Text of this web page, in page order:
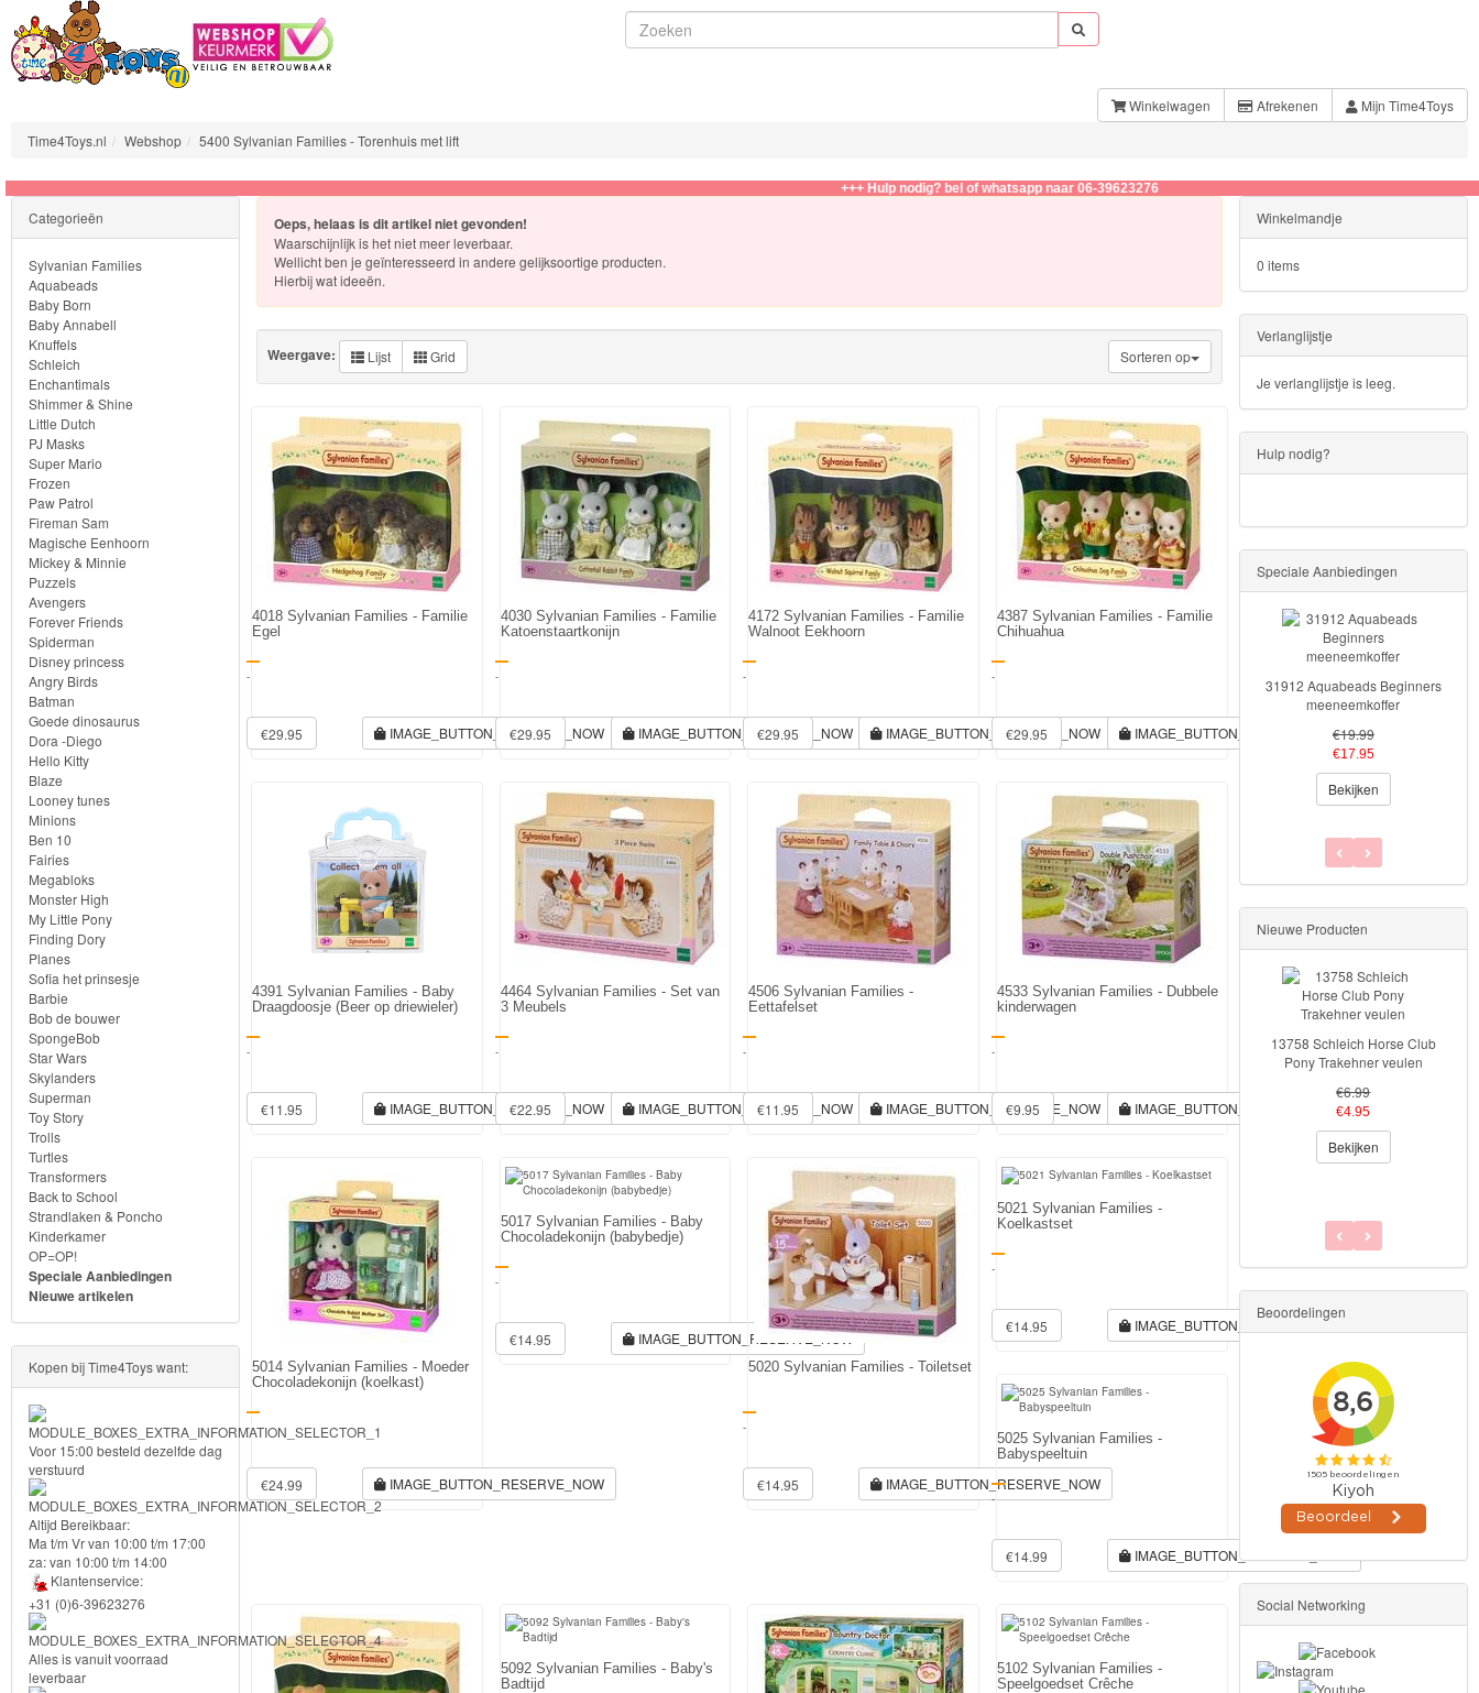
Winkelwagen Afrekenen Mijn Time4Toys
Sylvanian
Families
Aquabeads
Baby
Born
Baby
Annabell
Knuffels
Schleich
Enchantimals
Shimmer
&
Shine
Little
Dutch
PJ
Masks
Super
Mario
Frozen
Paw
Patrol
Fireman
Sam
Magische
Eenhoorn
Mickey
&
Minnie
Puzzels
Avengers
Forever
Friends
Spiderman
Disney
princess
Time4Toys.nl Webshop 5400 Sylvanian Families - Torenhuis met lift
+++ Hulp nodig? bel of whatsapp naar 06-39623276
Oeps, helaas is dit artikel niet gevonden!
Waarschijnlijk is het niet meer leverbaar.
Wellicht ben je geïnteresseerd in andere gelijksoortige producten.
Hierbij wat ideeën.
Sorteren op
Weergave: Lijst Grid
4018 Sylvanian Families - Familie
Egel
-
€29.95 IMAGE_BUTTON_RESERVE_NOW
4030 Sylvanian Families - Familie
Katoenstaartkonijn
-
€29.95 IMAGE_BUTTON_RESERVE_NOW
4172 Sylvanian Families - Familie
Walnoot Eekhoorn
-
€29.95 IMAGE_BUTTON_RESERVE_NOW
4387 Sylvanian Families - Familie
Chihuahua
-
€29.95 IMAGE_BUTTON_RESERVE_NOW
4391 Sylvanian Families - Baby
Draagdoosje (Beer op driewieler)
-
€11.95 IMAGE_BUTTON_RESERVE_NOW
4464 Sylvanian Families - Set van
3 Meubels
-
€22.95 IMAGE_BUTTON_RESERVE_NOW
4506 Sylvanian Families -
Eettafelset
-
€11.95 IMAGE_BUTTON_RESERVE_NOW
4533 Sylvanian Families - Dubbele
kinderwagen
-
€9.95 IMAGE_BUTTON_RESERVE_NOW
5014 Sylvanian Families - Moeder
Chocoladekonijn (koelkast)
-
€24.99 IMAGE_BUTTON_RESERVE_NOW
5017 Sylvanian Families - Baby
Chocoladekonijn (babybedje)
-
€14.95 IMAGE_BUTTON_RESERVE_NOW
5020 Sylvanian Families - Toiletset
-
€14.95 IMAGE_BUTTON_RESERVE_NOW
5021 Sylvanian Families -
Koelkastset
-
€14.95 IMAGE_BUTTON_RESERVE_NOW
5025 Sylvanian Families -
Babyspeeltuin
-
€14.99 IMAGE_BUTTON_RESERVE_NOW
5092 Sylvanian Families - Baby's
Badtijd
5102 Sylvanian Families -
Speelgoedset Crêche
Categorieën
Sylvanian Families
Aquabeads
Baby Born
Baby Annabell
Knuffels
Schleich
Enchantimals
Shimmer & Shine
Little Dutch
PJ Masks
Super Mario
Frozen
Paw Patrol
Fireman Sam
Magische Eenhoorn
Mickey & Minnie
Puzzels
Avengers
Forever Friends
Spiderman
Disney princess
Angry Birds
Batman
Goede dinosaurus
Dora -Diego
Hello Kitty
Blaze
Looney tunes
Minions
Ben 10
Fairies
Megabloks
Monster High
My Little Pony
Finding Dory
Planes
Sofia het prinsesje
Barbie
Bob de bouwer
SpongeBob
Star Wars
Skylanders
Superman
Toy Story
Trolls
Turtles
Transformers
Back to School
Strandlaken & Poncho
Kinderkamer
OP=OP!
Speciale Aanbiedingen
Nieuwe artikelen
Kopen bij Time4Toys want:
Voor 15:00 besteld dezelfde dag
verstuurd
Altijd Bereikbaar:
Ma t/m Vr van 10:00 t/m 17:00
za: van 10:00 t/m 14:00
Klantenservice:
+31 (0)6-39623276
Alles is vanuit voorraad
leverbaar
Winkelmandje
0 items
Verlanglijstje
Je verlanglijstje is leeg.
Hulp nodig?
Speciale Aanbiedingen
31912 Aquabeads Beginners
meeneemkoffer
€19.99
€17.95
Bekijken
Nieuwe Producten
Eenhoorn feest decoratie
hanger
€3.00
Bekijken
Beoordelingen
Social Networking